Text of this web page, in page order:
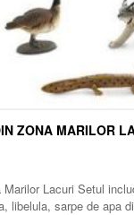
ZONA MARILOR
Lacuri Setul
libelula, sarpe de apa